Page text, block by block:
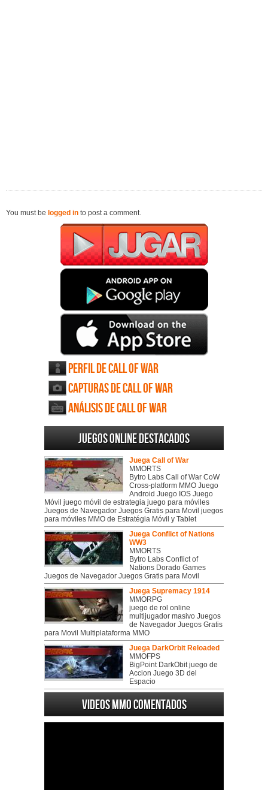
You must be logged in to post a comment.
Perfil de Call of War
Capturas de Call of War
Análisis de Call of War
Juegos online destacados
Juega Call of War
MMORTS
Bytro Labs Call of War CoW
Cross-platform MMO Juego
Android Juego IOS Juego
Móvil juego móvil de estrategia juego para móviles
Juegos de Navegador Juegos Gratis para Movil juegos
para móviles MMO de Estratégia Móvil y Tablet
Juega Conflict of Nations
WW3
MMORTS
Bytro Labs Conflict of
Nations Dorado Games
Juegos de Navegador Juegos Gratis para Movil
Juega Supremacy 1914
MMORPG
juego de rol online
multijugador masivo Juegos
de Navegador Juegos Gratis
para Movil Multiplataforma MMO
Juega DarkOrbit Reloaded
MMOFPS
BigPoint DarkObit juego de
Accion Juego 3D del
Espacio
Videos MMO Comentados